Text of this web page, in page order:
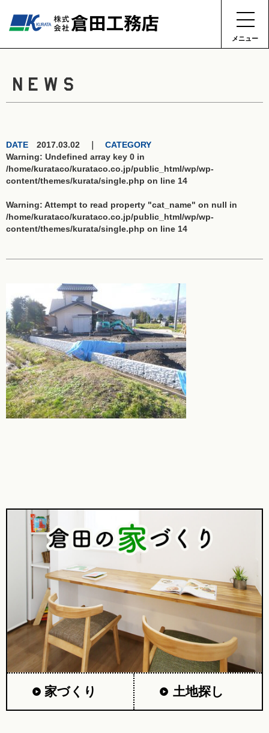
メニュー
NEWS
DATE 2017.03.02 ｜ CATEGORY
Warning: Undefined array key 0 in
/home/kurataco/kurataco.co.jp/public_html/wp/wp-
content/themes/kurata/single.php on line 14
Warning: Attempt to read property "cat_name" on null in
/home/kurataco/kurataco.co.jp/public_html/wp/wp-
content/themes/kurata/single.php on line 14
家づくり 土地探し